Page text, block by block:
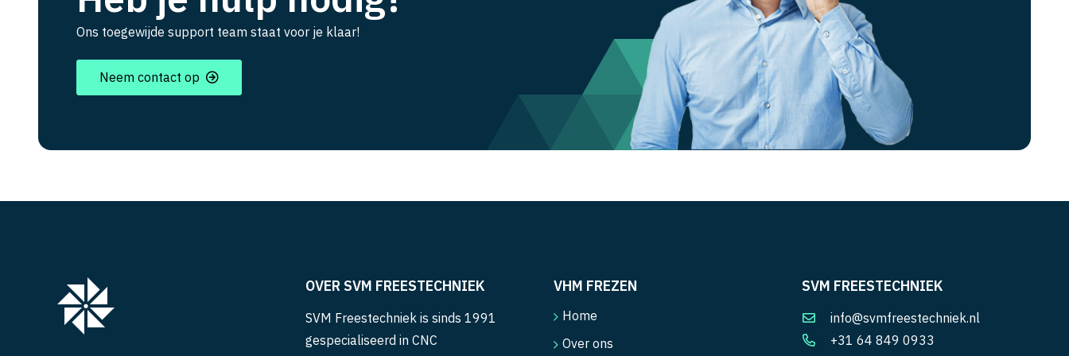
Ons toegewijde support team staat voor je klaar!
Neem contact op
OVER SVM FREESTECHNIEK
SVM Freestechniek is sinds 1991
gespecialiseerd in CNC
VHM FREZEN
Home
Over ons
SVM FREESTECHNIEK
info@svmfreestechniek.nl
+31 64 849 0933